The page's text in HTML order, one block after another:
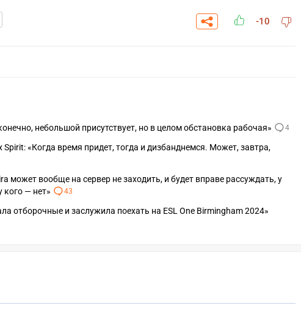
-10
небольшой присутствует, но в целом обстановка рабочая» 4
Spirit: «Когда время придет, тогда и дизбанднемся. Может, завтра,
может вообще на сервер не заходить, и будет вправе рассуждать, у
кого — нет»
43
отборочные и заслужила поехать на ESL One Birmingham 2024»